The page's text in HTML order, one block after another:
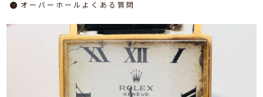
オーバーホール よくある質問